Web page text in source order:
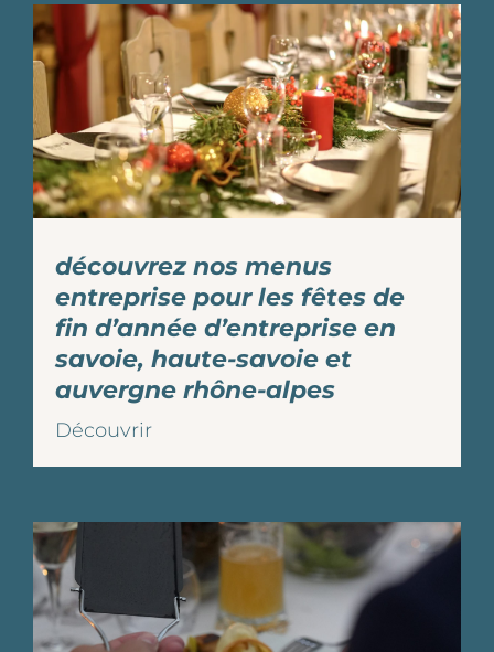
découvrez nos menus
entreprise pour les fêtes de
fin d’année d’entreprise en
savoie, haute-savoie et
auvergne rhône-alpes
Découvrir